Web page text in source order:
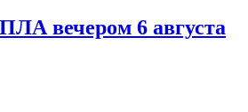
вечером 6 августа